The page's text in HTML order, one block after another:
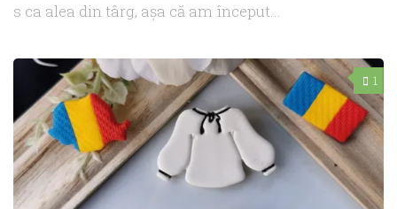
s ca alea din târg, așa că am început...
1